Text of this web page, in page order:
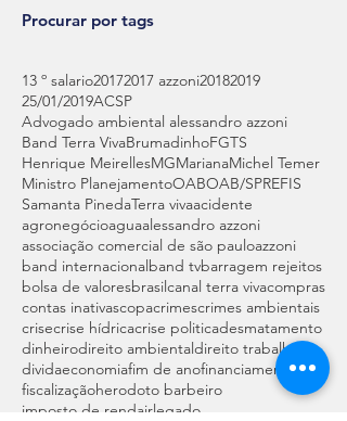
Procurar por tags
13 º salario20172017 azzoni20182019
25/01/2019ACSP
Advogado ambiental alessandro azzoni
Band Terra VivaBrumadinhoFGTS
Henrique MeirellesMGMarianaMichel Temer
Ministro PlanejamentoOABOAB/SPREFIS
Samanta PinedaTerra vivaacidente
agronegócioaguaalessandro azzoni
associação comercial de são pauloazzoni
band internacionalband tvbarragem rejeitos
bolsa de valoresbrasilcanal terra vivacompras
contas inativascopacrimescrimes ambientais
crisecrise hídricacrise politicadesmatamento
dinheirodireito ambientaldireito trabalho
dividaeconomiafim de anofinanciamento
fiscalizaçãoherodoto barbeiro
imposto de rendairlegado